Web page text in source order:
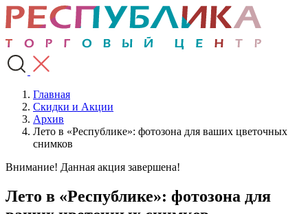
Главная
Скидки и Акции
Архив
Лето в «Республике»: фотозона для ваших цветочных
снимков
Внимание! Данная акция завершена!
Лето в «Республике»: фотозона для